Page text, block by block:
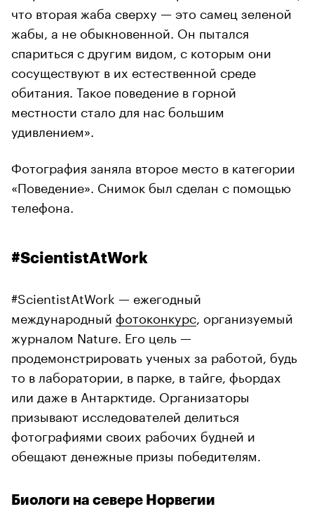
что вторая жаба сверху — это самец зеленой
жабы, а не обыкновенной. Он пытался
спариться с другим видом, с которым они
сосуществуют в их естественной среде
обитания. Такое поведение в горной
местности стало для нас большим
удивлением».
Фотография заняла второе место в категории
«Поведение». Снимок был сделан с помощью
телефона.
#ScientistAtWork
#ScientistAtWork — ежегодный
международный фотоконкурс , организуемый
журналом Nature. Его цель —
продемонстрировать ученых за работой, будь
то в лаборатории, в парке, в тайге, фьордах
или даже в Антарктиде. Организаторы
призывают исследователей делиться
фотографиями своих рабочих будней и
обещают денежные призы победителям.
Биологи на севере Норвегии